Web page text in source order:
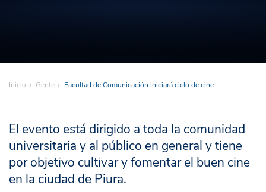
Inicio Gente Facultad de Comunicación iniciará ciclo de cine
El evento está dirigido a toda la comunidad
universitaria y al público en general y tiene
por objetivo cultivar y fomentar el buen cine
en la ciudad de Piura.